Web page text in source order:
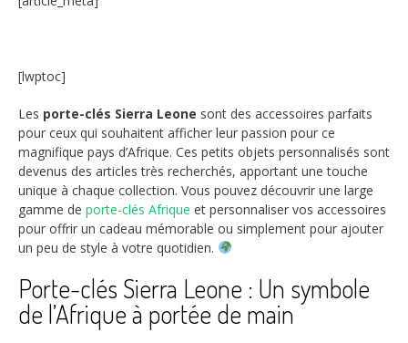
[lwptoc]
Les porte-clés Sierra Leone sont des accessoires parfaits
pour ceux qui souhaitent afficher leur passion pour ce
magnifique pays d’Afrique. Ces petits objets personnalisés sont
devenus des articles très recherchés, apportant une touche
unique à chaque collection. Vous pouvez découvrir une large
gamme de porte-clés Afrique et personnaliser vos accessoires
pour offrir un cadeau mémorable ou simplement pour ajouter
un peu de style à votre quotidien.
Porte-clés Sierra Leone : Un symbole
de l’Afrique à portée de main